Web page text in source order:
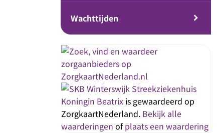
Wachttijden
Streekziekenhuis
Koningin Beatrix is gewaardeerd op
ZorgkaartNederland. Bekijk alle
waarderingen ofplaats een waardering